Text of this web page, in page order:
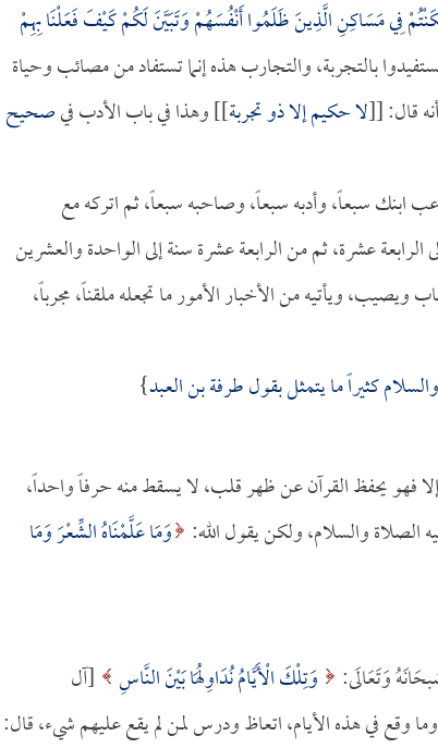
فِي مَسَاكِنِ الَّذِينَ ظَلَمُوا أَنْفُسَهُمْ وَتَبَيَّنَ لَكُمْ كَيْفَ فَعَلْنَا بِهِمْ
ولم يستفيدوا بالتجربة، والتجارب هذه إنما تستفاد من مصائب وحياة
قال: [[لا حكيم إلا ذو تجربة]] وهذا في باب الأدب فيصحيح
ابنك سبعاً، وأدبه سبعاً، وصاحبه سبعاً، ثم اتركه مع
عشرة، ثم من الرابعة عشرة سنة إلى الواحدة والعشرين
ويأتيه من الأخبار الأمور ما تجعله ملقناً، مجرباً،
كثيراً ما يتمثل بقولطرفة بن العبد}
فهو يحفظ القرآن عن ظهر قلب، لا يسقط منه حرفاً واحداً،
الصلاة والسلام، ولكن يقول الله: وَمَا عَلَّمْنَاهُ الشِّعْرَ وَمَا
وَتَعَالَى:
وَتِلْكَ الْأَيَّامُ نُدَاوِلُهَا بَيْنَ النَّاسِ [آل
وما وقع في هذه الأيام، اتعاظ ودرس لمن لم يقع عليهم شيء، قال: